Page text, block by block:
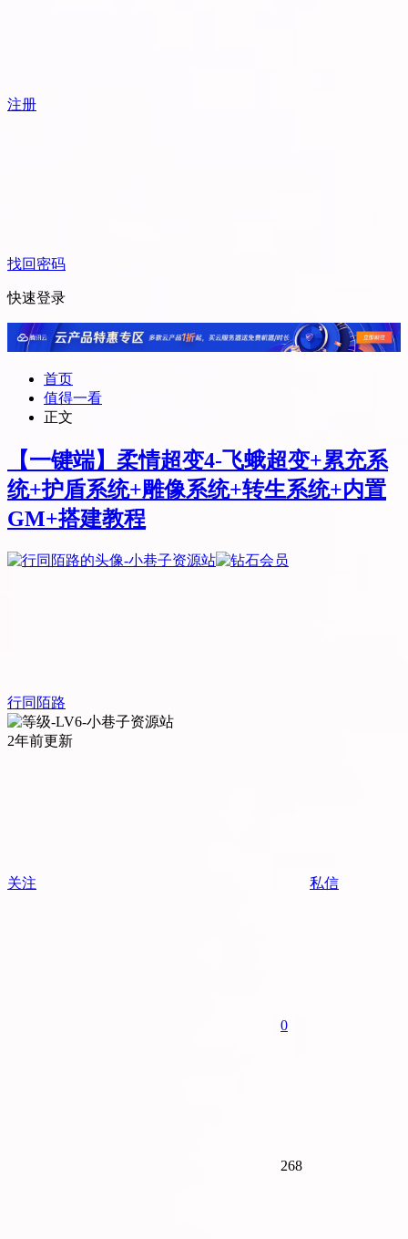
注册
找回密码
快速登录
首页
值得一看
正文
【一键端】柔情超变4-飞蛾超变+累充系
统+护盾系统+雕像系统+转生系统+内置
GM+搭建教程
行同陌路
2年前更新
关注 私信
0
268